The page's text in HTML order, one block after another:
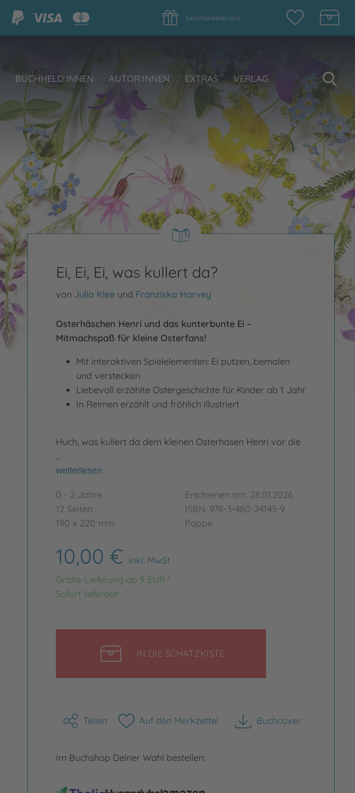
Geschenkeservice
BUCHHELD:INNEN AUTOR:INNEN EXTRAS VERLAG
Bild vergrößern
Ei, Ei, Ei, was kullert da?
von Julia Klee und Franziska Harvey
Osterhäschen Henri und das kunterbunte Ei –
Mitmachspaß für kleine Osterfans!
Mit interaktiven Spielelementen: Ei putzen, bemalen
und verstecken
Liebevoll erzählte Ostergeschichte für Kinder ab 1 Jahr
In Reimen erzählt und fröhlich illustriert
Huch, was kullert da dem kleinen Osterhasen Henri vor die
…
weiterlesen
0 - 2 Jahre
12 Seiten
190 x 220 mm
Erschienen am: 28.01.2026
ISBN: 978-3-480-24143-9
Pappe
10,00 € inkl. MwSt
Gratis-Lieferung ab 9 EUR *
Sofort lieferbar
IN DIE SCHATZKISTE
Teilen Auf den Merkzettel Buchcover
herunterladen
Im Buchshop Deiner Wahl bestellen: